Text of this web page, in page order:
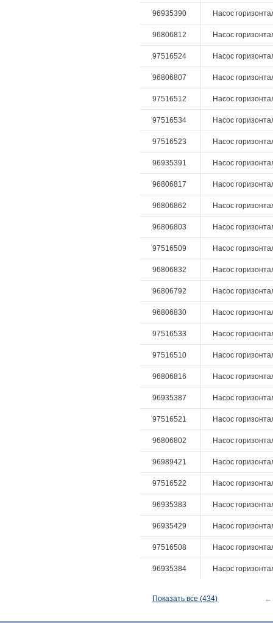
96935390 Насос
96806812 Насос
97516524 Насос
96806807 Насос
97516512 Насос
97516534 Насос
97516523 Насос
96935391 Насос
96806817 Насос
96806862 Насос
96806803 Насос
97516509 Насос
96806832 Насос
96806792 Насос
96806830 Насос
97516533 Насос
97516510 Насос
96806816 Насос
96935387 Насос
97516521 Насос
96806802 Насос
96989421 Насос
97516522 Насос
96935383 Насос
96935429 Насос
97516508 Насос
96935384 Насос
Показать все (434) ←